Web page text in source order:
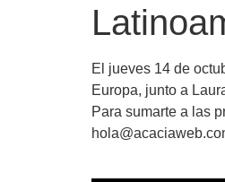
El jueves 14 de
Europa, junto a
Para sumarte a las